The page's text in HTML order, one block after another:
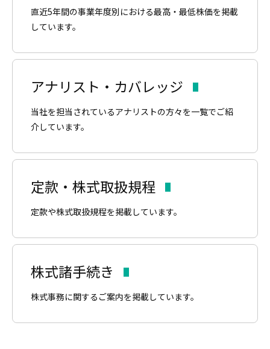
直近5年間の事業年度別における最高・最低株価を掲載
しています。
アナリスト・カバレッジ
当社を担当されているアナリストの方々を一覧でご紹
介しています。
定款・株式取扱規程
定款や株式取扱規程を掲載しています。
株式諸手続き
株式事務に関するご案内を掲載しています。